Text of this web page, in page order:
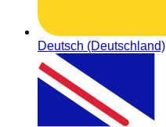
Deutsch (Deutschland)